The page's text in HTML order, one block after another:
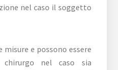
nel caso il soggetto
misure e possono essere
nel caso sia